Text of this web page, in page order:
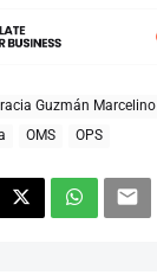
Guzmán Marcelino
OMS OPS